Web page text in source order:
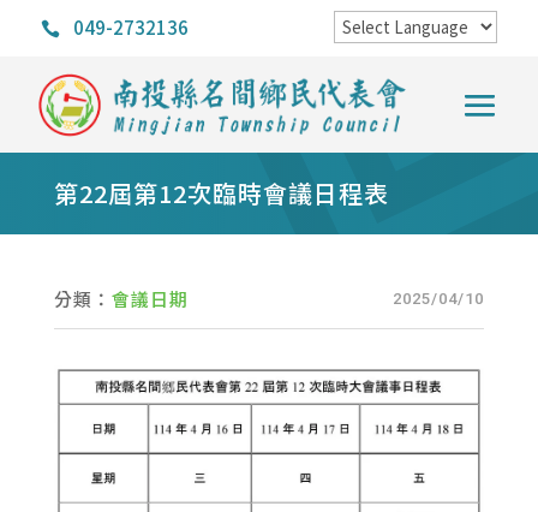
 049-2732136
第22屆第12次臨時會議日程表
2025/04/10
分類： 會議日期